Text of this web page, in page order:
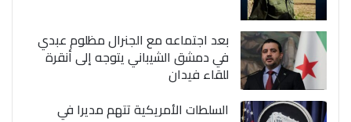
بعد اجتماعه مع الجنرال مظلوم عبدي
في دمشق الشيباني يتوجه إلى أنقرة
للقاء فيدان
السلطات الأمريكية تتهم مديرا في